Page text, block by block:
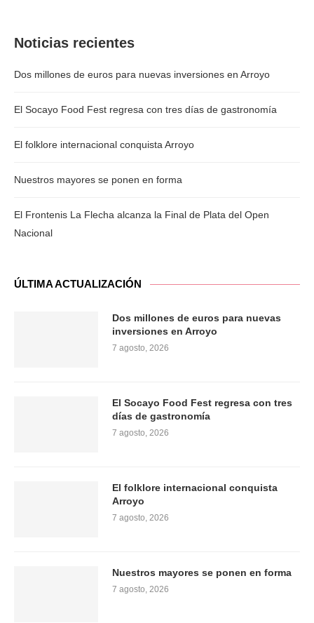
Noticias recientes
Dos millones de euros para nuevas inversiones en Arroyo
El Socayo Food Fest regresa con tres días de gastronomía
El folklore internacional conquista Arroyo
Nuestros mayores se ponen en forma
El Frontenis La Flecha alcanza la Final de Plata del Open
Nacional
ÚLTIMA ACTUALIZACIÓN
Dos millones de euros para nuevas
inversiones en Arroyo
7 agosto, 2026
El Socayo Food Fest regresa con tres
días de gastronomía
7 agosto, 2026
El folklore internacional conquista
Arroyo
7 agosto, 2026
Nuestros mayores se ponen en forma
7 agosto, 2026